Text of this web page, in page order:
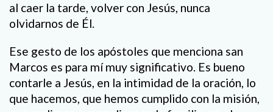
al caer la tarde, volver con Jesús, nunca
olvidarnos de Él.
Ese gesto de los apóstoles que menciona san
Marcos es para mí muy significativo. Es bueno
contarle a Jesús, en la intimidad de la oración, lo
que hacemos, que hemos cumplido con la misión,